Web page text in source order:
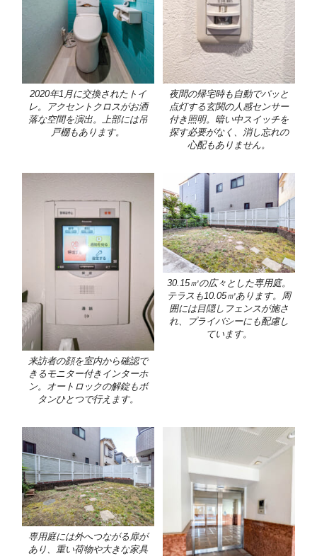
2020年1月に交換されたトイ
レ。アクセントクロスがお洒
落な空間を演出。上部には吊
戸棚もあります。
夜間の帰宅時も自動でパッと
点灯する玄関の人感センサー
付き照明。暗い中スイッチを
探す必要がなく、消し忘れの
心配もありません。
来訪者の顔を室内から確認で
きるモニター付きインターホ
ン。オートロックの解錠もボ
タンひとつで行えます。
30.15㎡の広々とした専用庭。
テラスも10.05㎡あります。周
囲には目隠しフェンスが施さ
れ、プライバシーにも配慮し
ています。
専用庭には外へつながる扉が
あり、重い荷物や大きな家具